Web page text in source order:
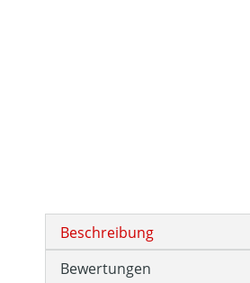
Beschreibung
Bewertungen